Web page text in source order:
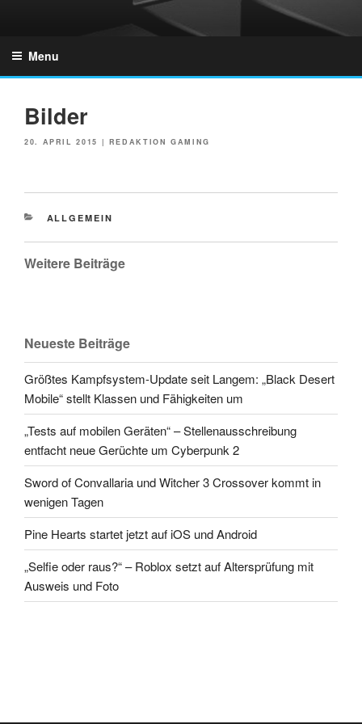
Menu
Bilder
POSTED
20. APRIL 2015 | REDAKTION GAMING
CATEGORIES
ALLGEMEIN
Weitere Beiträge
Neueste Beiträge
Größtes Kampfsystem-Update seit Langem: „Black Desert
Mobile“ stellt Klassen und Fähigkeiten um
„Tests auf mobilen Geräten“ – Stellenausschreibung
entfacht neue Gerüchte um Cyberpunk 2
Sword of Convallaria und Witcher 3 Crossover kommt in
wenigen Tagen
Pine Hearts startet jetzt auf iOS und Android
„Selfie oder raus?“ – Roblox setzt auf Altersprüfung mit
Ausweis und Foto